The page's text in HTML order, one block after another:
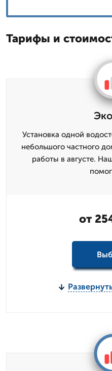
Тарифы и
Установка одной
небольшого частного
работы в августе.
от